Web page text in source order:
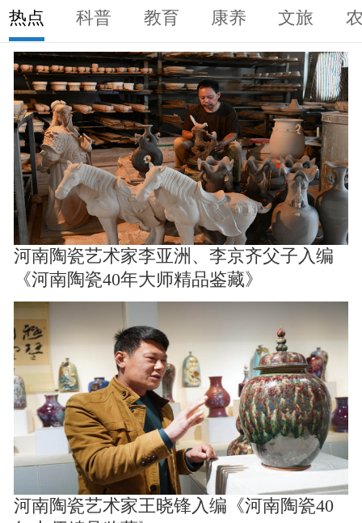
热点 科普 教育 康养 文旅
河南陶瓷艺术家李亚洲、李京齐父子入编
《河南陶瓷40年大师精品鉴藏》
河南陶瓷艺术家王晓锋入编《河南陶瓷40